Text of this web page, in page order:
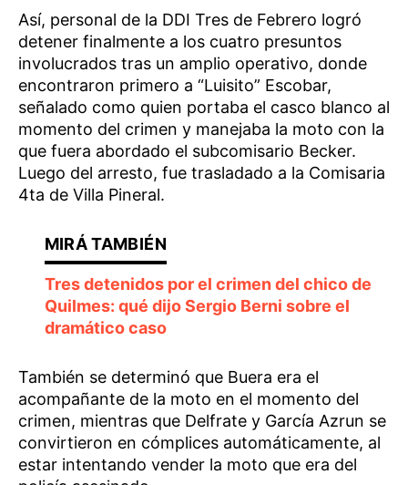
Así, personal de la DDI Tres de Febrero logró
detener finalmente a los cuatro presuntos
involucrados tras un amplio operativo, donde
encontraron primero a “Luisito” Escobar,
señalado como quien portaba el casco blanco al
momento del crimen y manejaba la moto con la
que fuera abordado el subcomisario Becker.
Luego del arresto, fue trasladado a la Comisaria
4ta de Villa Pineral.
Tres detenidos por el crimen del chico de
Quilmes: qué dijo Sergio Berni sobre el
dramático caso
También se determinó que Buera era el
acompañante de la moto en el momento del
crimen, mientras que Delfrate y García Azrun se
convirtieron en cómplices automáticamente, al
estar intentando vender la moto que era del